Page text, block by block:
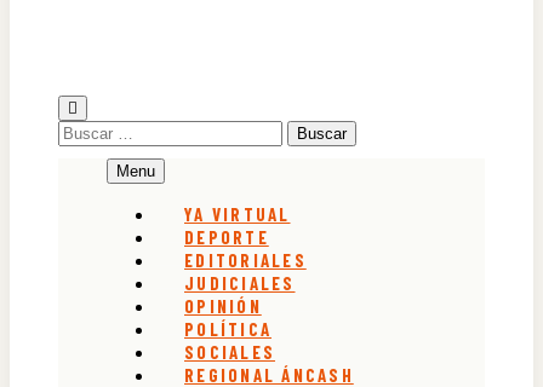
Buscar:
Menu
YA VIRTUAL
DEPORTE
EDITORIALES
JUDICIALES
OPINIÓN
POLÍTICA
SOCIALES
REGIONAL ÁNCASH